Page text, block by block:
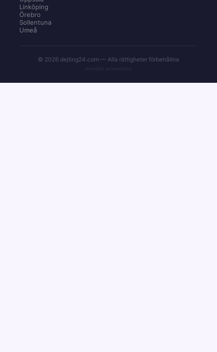
Linköping
Örebro
Sollentuna
Umeå
© 2026 dejting24.com — Alla rättigheter förbehållna